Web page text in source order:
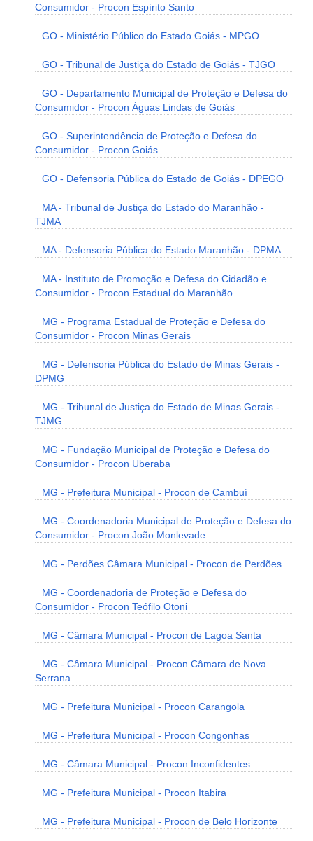
Consumidor - Procon Espírito Santo
GO - Ministério Público do Estado Goiás - MPGO
GO - Tribunal de Justiça do Estado de Goiás - TJGO
GO - Departamento Municipal de Proteção e Defesa do
Consumidor - Procon Águas Lindas de Goiás
GO - Superintendência de Proteção e Defesa do
Consumidor - Procon Goiás
GO - Defensoria Pública do Estado de Goiás - DPEGO
MA - Tribunal de Justiça do Estado do Maranhão -
TJMA
MA - Defensoria Pública do Estado Maranhão - DPMA
MA - Instituto de Promoção e Defesa do Cidadão e
Consumidor - Procon Estadual do Maranhão
MG - Programa Estadual de Proteção e Defesa do
Consumidor - Procon Minas Gerais
MG - Defensoria Pública do Estado de Minas Gerais -
DPMG
MG - Tribunal de Justiça do Estado de Minas Gerais -
TJMG
MG - Fundação Municipal de Proteção e Defesa do
Consumidor - Procon Uberaba
MG - Prefeitura Municipal - Procon de Cambuí
MG - Coordenadoria Municipal de Proteção e Defesa do
Consumidor - Procon João Monlevade
MG - Perdões Câmara Municipal - Procon de Perdões
MG - Coordenadoria de Proteção e Defesa do
Consumidor - Procon Teófilo Otoni
MG - Câmara Municipal - Procon de Lagoa Santa
MG - Câmara Municipal - Procon Câmara de Nova
Serrana
MG - Prefeitura Municipal - Procon Carangola
MG - Prefeitura Municipal - Procon Congonhas
MG - Câmara Municipal - Procon Inconfidentes
MG - Prefeitura Municipal - Procon Itabira
MG - Prefeitura Municipal - Procon de Belo Horizonte